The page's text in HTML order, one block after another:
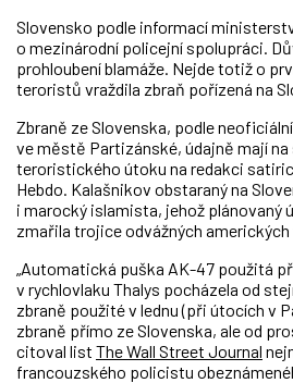
Slovensko podle informací
o mezinárodní policejní spolupráci.
prohloubení blamáže. Nejde totiž o
teroristů vraždila zbraň pořízená na
Zbraně ze Slovenska, podle
ve městě Partizánské, údajně mají
teroristického útoku na redakci
Hebdo. Kalašnikov obstaraný na
i marocký islamista, jehož plánovaný
zmařila trojice odvážných
„Automatická puška AK-47 použitá
v rychlovlaku Thalys pocházela od
zbraně použité v lednu (při útocích v
zbraně přímo ze Slovenska, ale od
citoval list The Wall Street Journal
francouzského policistu